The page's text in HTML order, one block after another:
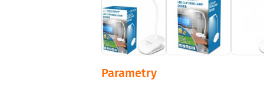
Instalace: s klipem
Barva: bílá
Maximální výkon [W]: 3
Včetně zdroje světla: ano
Parametry